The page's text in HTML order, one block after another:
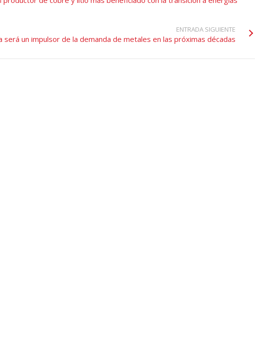
ENTRADA SIGUIENTE
será un impulsor de la demanda de metales en las próximas décadas